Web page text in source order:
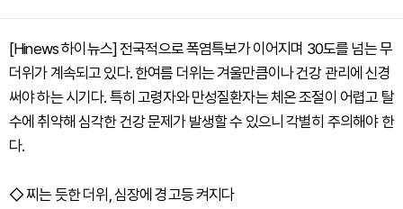
[Hinews 하이뉴스] 전국적으로 폭염특보가 이어지며 30도를 넘는 무
더위가 계속되고 있다. 한여름 더위는 겨울만큼이나 건강 관리에 신경
써야 하는 시기다. 특히 고령자와 만성질환자는 체온 조절이 어렵고 탈
수에 취약해 심각한 건강 문제가 발생할 수 있으니 각별히 주의해야 한
다.
◇ 찌는 듯한 더위, 심장에 경고등 켜지다